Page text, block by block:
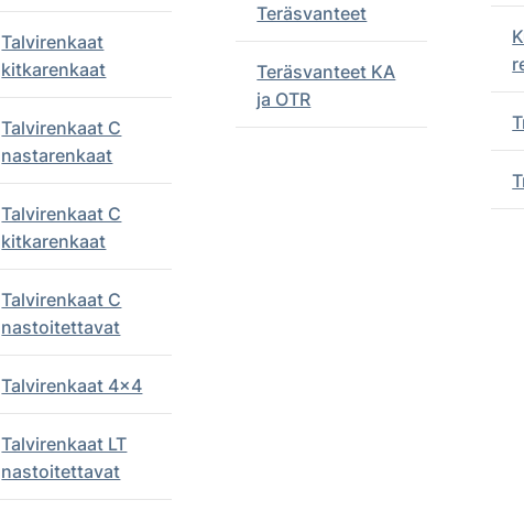
Talvirenkaat
kitkarenkaat
Talvirenkaat C
nastarenkaat
Talvirenkaat C
kitkarenkaat
Talvirenkaat C
nastoitettavat
Talvirenkaat 4x4
Talvirenkaat LT
nastoitettavat
Teräsvanteet
Teräsvanteet KA
ja OTR